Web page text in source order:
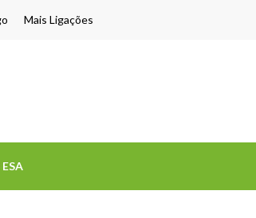
Mais Ligações